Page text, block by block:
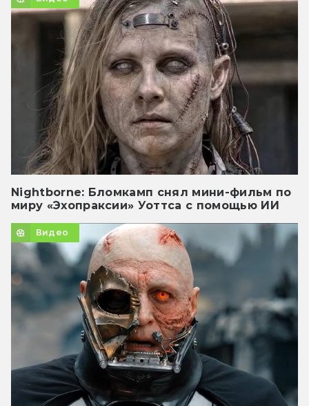
Nightborne: Бломкамп снял мини-фильм по
миру «Эхопраксии» Уоттса с помощью ИИ
Видео